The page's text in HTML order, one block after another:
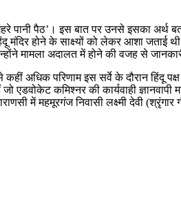
पैठ’। इस बात पर उनसे इसका अर्थ
होने के साक्ष्‍यों को लेकर आशा जताई
मामला अ‍दालत में होने की वजह से
कहीं अधिक परिणाम इस सर्वे के दौरान हिंदू
कमिश्‍नर की कार्यवाही ज्ञानवापी
में महमूरगंज निवासी लक्ष्‍मी देवी